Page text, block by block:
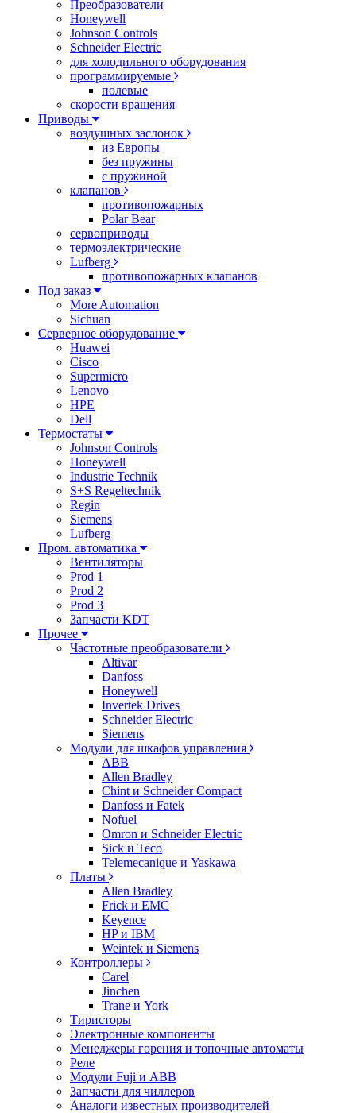
Преобразователи
Honeywell
Johnson Controls
Schneider Electric
для холодильного оборудования
программируемые
полевые
скорости вращения
Приводы
воздушных заслонок
из Европы
без пружины
с пружиной
клапанов
противопожарных
Polar Bear
сервоприводы
термоэлектрические
Lufberg
противопожарных клапанов
Под заказ
More Automation
Sichuan
Серверное оборудование
Huawei
Cisco
Supermicro
Lenovo
HPE
Dell
Термостаты
Johnson Controls
Honeywell
Industrie Technik
S+S Regeltechnik
Regin
Siemens
Lufberg
Пром. автоматика
Вентиляторы
Prod 1
Prod 2
Prod 3
Запчасти KDT
Прочее
Частотные преобразователи
Altivar
Danfoss
Honeywell
Invertek Drives
Schneider Electric
Siemens
Модули для шкафов управления
ABB
Allen Bradley
Chint и Schneider Compact
Danfoss и Fatek
Nofuel
Omron и Schneider Electric
Sick и Teco
Telemecanique и Yaskawa
Платы
Allen Bradley
Frick и EMC
Keyence
HP и IBM
Weintek и Siemens
Контроллеры
Carel
Jinchen
Trane и York
Тиристоры
Электронные компоненты
Менеджеры горения и топочные автоматы
Реле
Модули Fuji и ABB
Запчасти для чиллеров
Аналоги известных производителей